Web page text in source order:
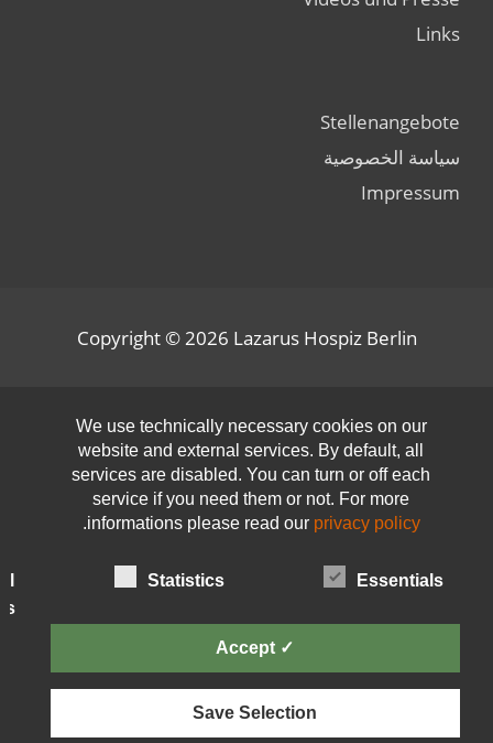
Links
Stellenangebote
سياسة الخصوصية
Impressum
Copyright © 2026 Lazarus Hospiz Berlin
We use technically necessary cookies on our
website and external services. By default, all
services are disabled. You can turn or off each
service if you need them or not. For more
informations please read our privacy policy
.
Essentials
Statistics
✓ Accept
Save Selection